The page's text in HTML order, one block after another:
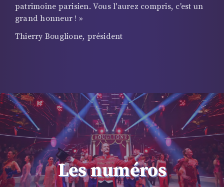
patrimoine parisien. Vous l'aurez compris, c'est un
grand honneur ! »
Thierry Bouglione, président
Les numéros